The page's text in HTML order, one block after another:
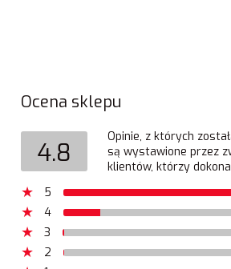
Ocena sklepu
4.8
Opinie, z których
są wystawione przez
klientów, którzy
5
4
3
2